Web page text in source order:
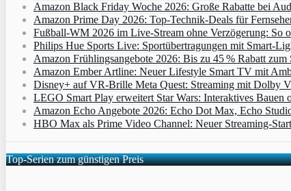
Amazon Black Friday Woche 2026: Große Rabatte bei
Amazon Prime Day 2026: Top-Technik-Deals für
Fußball-WM 2026 im Live-Stream ohne Verzögerung: So
Philips Hue Sports Live: Sportübertragungen mit
Amazon Frühlingsangebote 2026: Bis zu 45 % Rabatt zum
Amazon Ember Artline: Neuer Lifestyle Smart TV mit
Disney+ auf VR-Brille Meta Quest: Streaming mit Dolby
LEGO Smart Play erweitert Star Wars: Interaktives Bauen
Amazon Echo Angebote 2026: Echo Dot Max, Echo
HBO Max als Prime Video Channel: Neuer
Top-Serien zum günstigen Preis